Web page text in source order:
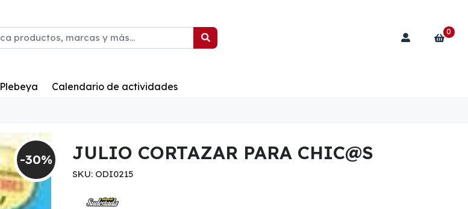
0
Plebeya Calendario de actividades
-30% JULIO CORTAZAR PARA CHIC@S
SKU: ODI0215